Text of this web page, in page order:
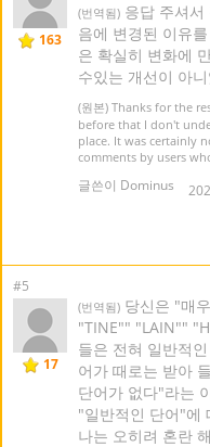
163
(번역됨) 응답 주셔서
음에 변경된 이유
은 확실히 변화에
수있는 개선이 아
(원본) Thanks for the
before that I don't
place. It was certainly
comments by users
글쓴이 Dominus
#5
17
(번역됨) 당신은 "매
"TINE"" "LAIN""
들은 전혀 일반적
어가 때로는 받아
단어가 없다"라는
"일반적인 단어"에
나는 오히려 혼란